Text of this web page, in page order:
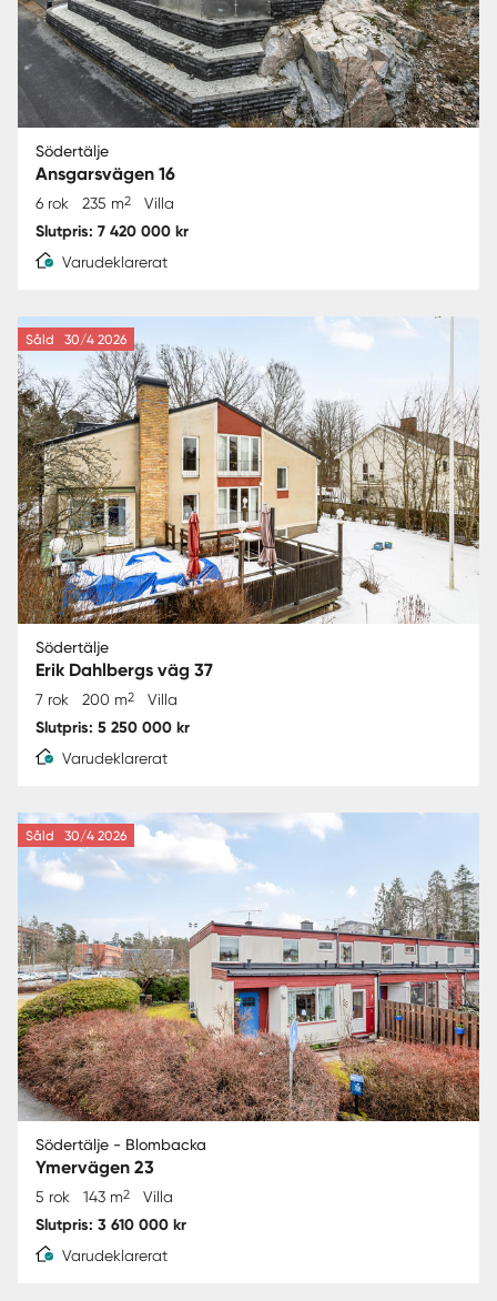
Södertälje
Ansgarsvägen 16
6 rok 235 m2 Villa
Slutpris: 7 420 000 kr
Varudeklarerat
Såld 30/4 2026
Södertälje
Erik Dahlbergs väg 37
7 rok 200 m2 Villa
Slutpris: 5 250 000 kr
Varudeklarerat
Såld 30/4 2026
Södertälje - Blombacka
Ymervägen 23
5 rok 143 m2 Villa
Slutpris: 3 610 000 kr
Varudeklarerat